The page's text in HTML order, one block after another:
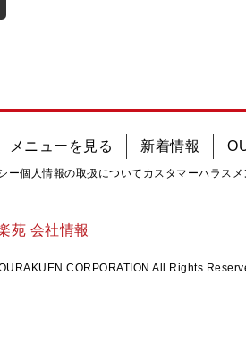
メニューを見る 新着情報
ー個人情報の取扱について カスタマーハラス
苑 会社情報
CORPORATION All Rights